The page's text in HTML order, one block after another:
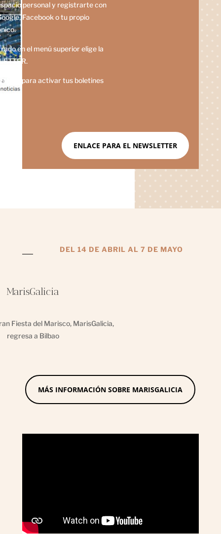
personal y registrarte con
Facebook o tu propio
en el menú superior elige la
para activar tus boletines
ENLACE PARA EL NEWSLETTER
DEL 14 DE ABRIL AL 7 DE MAYO
MarisGalicia
Fiesta del Marisco, MarisGalicia,
regresa a Bilbao
MÁS INFORMACIÓN SOBRE MARISGALICIA